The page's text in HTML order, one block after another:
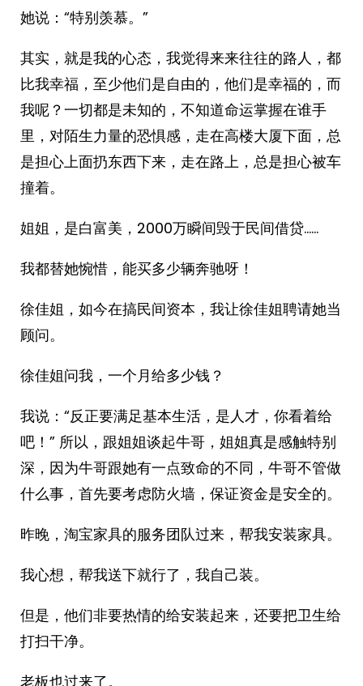
她说：“特别羡慕。”
其实，就是我的心态，我觉得来来往往的路人，都
比我幸福，至少他们是自由的，他们是幸福的，而
我呢？一切都是未知的，不知道命运掌握在谁手
里，对陌生力量的恐惧感，走在高楼大厦下面，总
是担心上面扔东西下来，走在路上，总是担心被车
撞着。
姐姐，是白富美，2000万瞬间毁于民间借贷……
我都替她惋惜，能买多少辆奔驰呀！
徐佳姐，如今在搞民间资本，我让徐佳姐聘请她当
顾问。
徐佳姐问我，一个月给多少钱？
我说：“反正要满足基本生活，是人才，你看着给
吧！” 所以，跟姐姐谈起牛哥，姐姐真是感触特别
深，因为牛哥跟她有一点致命的不同，牛哥不管做
什么事，首先要考虑防火墙，保证资金是安全的。
昨晚，淘宝家具的服务团队过来，帮我安装家具。
我心想，帮我送下就行了，我自己装。
但是，他们非要热情的给安装起来，还要把卫生给
打扫干净。
老板也过来了。